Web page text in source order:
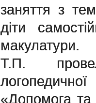
заняття з
діти
макулатури.
Т.П.
«Допомога та